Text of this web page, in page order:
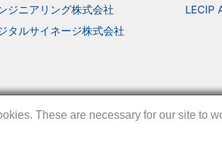
ジニアリング株式会社
タルサイネージ株式会社
LECIP
These are necessary for our site to
These are necessary for our site to
These are necessary for our site to